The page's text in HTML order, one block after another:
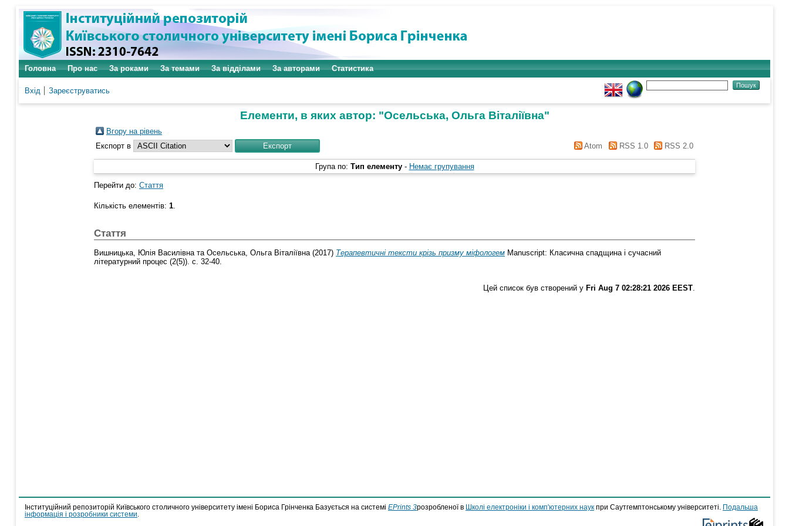
Головна Про нас За роками За темами За відділами За авторами Статистика
Вхід Зареєструватись
Елементи, в яких автор: "Осельська, Ольга Віталіївна"
Вгору на рівень
Експорт в
Atom RSS 1.0 RSS 2.0
Група по: Тип елементу - Немає групування
Перейти до: Стаття
Кількість елементів: 1.
Стаття
Вишницька, Юлія Василівна та Осельська, Ольга Віталіївна (2017) Терапевтичні тексти крізь призму міфологем Manuscript: Класична спадщина і сучасний
літературний процес (2(5)). с. 32-40.
Цей список був створений у Fri Aug 7 02:28:21 2026 EEST
Інституційний репозиторій Київського столичного університету імені Бориса Грінченка Базується на системі EPrints 3розробленої в Школі електроніки і комп'ютерних наук при Саутгемптонському університеті.
Подальша
інформація і розробники системи